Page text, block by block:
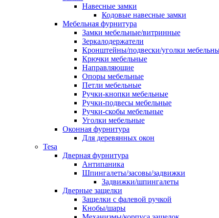
Навесные замки
Кодовые навесные замки
Мебельная фурнитура
Замки мебельные/витринные
Зеркалодержатели
Кронштейны/подвески/уголки
Крючки мебельные
Направляющие
Опоры мебельные
Петли мебельные
Ручки-кнопки мебельные
Ручки-подвесы мебельные
Ручки-скобы мебельные
Уголки мебельные
Оконная фурнитура
Для деревянных окон
Tesa
Дверная фурнитура
Антипаника
Шпингалеты/засовы/задвижки
Задвижки/шпингалеты
Дверные защелки
Защелки с фалевой ручкой
Кнобы/шары